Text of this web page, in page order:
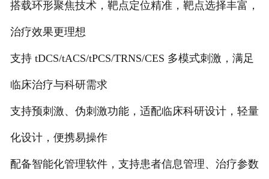
搭载环形聚焦技术，靶点定位精准，靶点选择丰富，
治疗效果更理想
支持 tDCS/tACS/tPCS/TRNS/CES 多模式刺激，满足
临床治疗与科研需求
支持预刺激、伪刺激功能，适配临床科研设计，轻量
化设计，便携易操作
配备智能化管理软件，支持患者信息管理、治疗参数